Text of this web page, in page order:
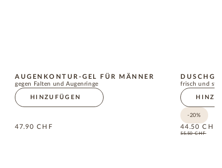
AUGENKONTUR-GEL FÜR MÄNNER
gegen Falten und Augenringe
HINZUFÜGEN
47.90 CHF
frisch und
-20%
44.50 CHF
55.50CHF